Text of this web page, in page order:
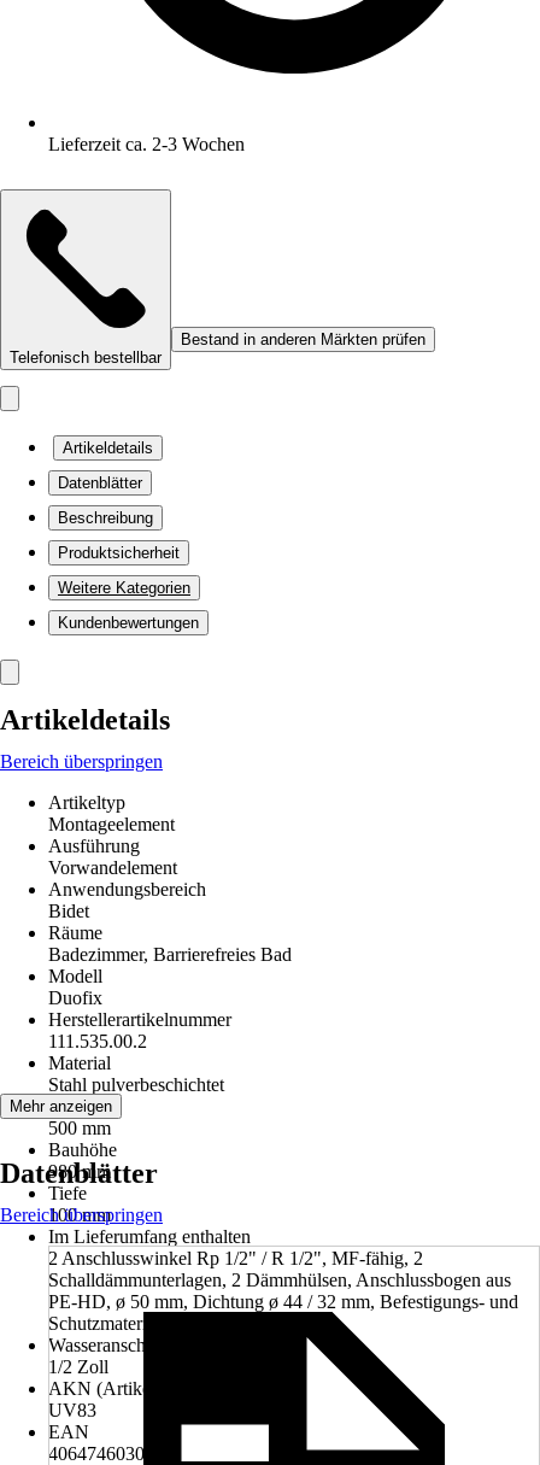
Lieferzeit ca. 2-3 Wochen
Telefonisch bestellbar
Bestand in anderen Märkten prüfen
Artikeldetails
Datenblätter
Beschreibung
Produktsicherheit
Weitere Kategorien
Kundenbewertungen
Artikeldetails
Bereich überspringen
Artikeltyp
Montageelement
Ausführung
Vorwandelement
Anwendungsbereich
Bidet
Räume
Badezimmer, Barrierefreies Bad
Modell
Duofix
Herstellerartikelnummer
111.535.00.2
Material
Stahl pulverbeschichtet
Breite
500 mm
Bauhöhe
980 mm
Tiefe
100 mm
Im Lieferumfang enthalten
2 Anschlusswinkel Rp 1/2" / R 1/2", MF-fähig, 2
Schalldämmunterlagen, 2 Dämmhülsen, Anschlussbogen aus
PE-HD, ø 50 mm, Dichtung ø 44 / 32 mm, Befestigungs- und
Schutzmaterial
Wasseranschluss
1/2 Zoll
AKN (Artikelkurznummer)
UV83
EAN
4064746030260
Mehr anzeigen
Datenblätter
Bereich überspringen